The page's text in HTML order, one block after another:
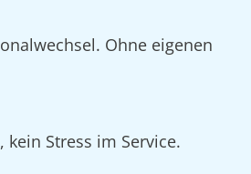
Ohne eigenen
Stress im Service.